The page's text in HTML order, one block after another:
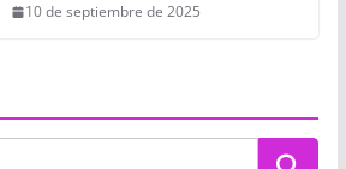
10 de septiembre de 2025